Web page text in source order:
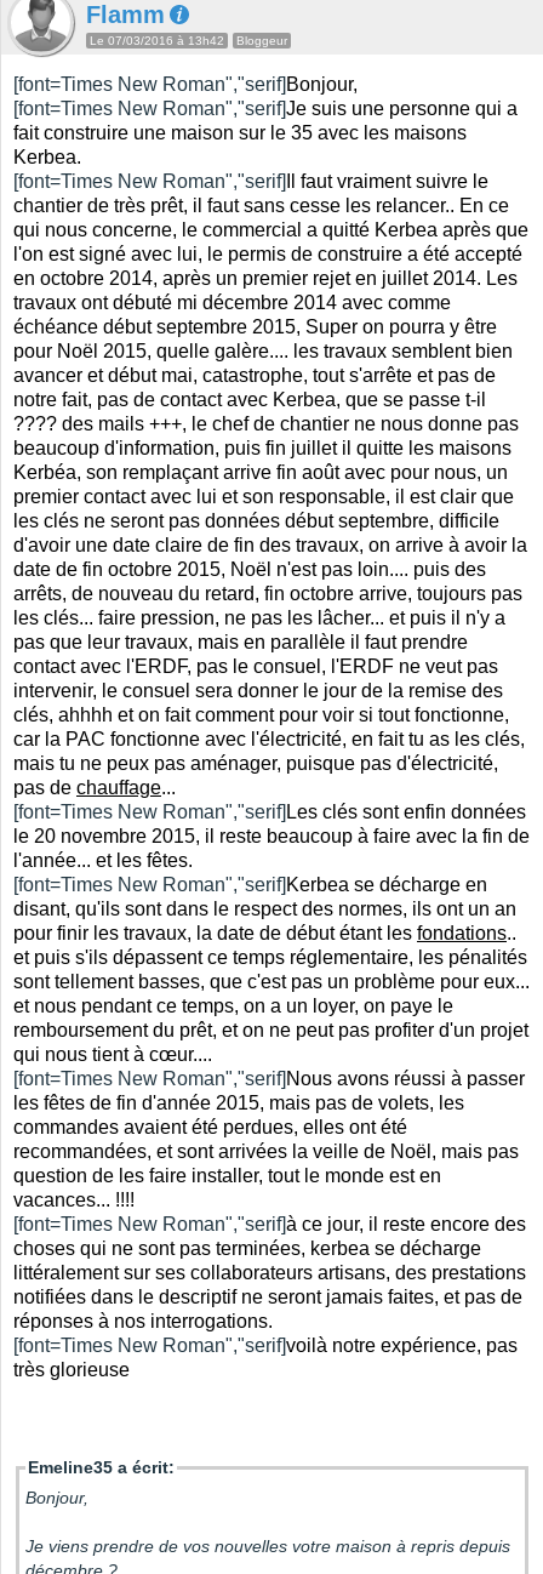
Flamm
Le 07/03/2016 à 13h42 Bloggeur
[font=Times New Roman","serif] Bonjour,
[font=Times New Roman","serif]Je suis une personne qui a
fait construire une maison sur le 35 avec les maisons
Kerbea.
[font=Times New Roman","serif]
Il faut vraiment suivre le
chantier de très prêt, il faut sans cesse les relancer.. En ce
qui nous concerne, le commercial a quitté Kerbea après que
l'on est signé avec lui, le permis de construire a été accepté
en octobre 2014, après un premier rejet en juillet 2014. Les
travaux ont débuté mi décembre 2014 avec comme
échéance début septembre 2015, Super on pourra y être
pour Noël 2015, quelle galère.... les travaux semblent bien
avancer et début mai, catastrophe, tout s'arrête et pas de
notre fait, pas de contact avec Kerbea, que se passe t-il
???? des mails +++, le chef de chantier ne nous donne pas
beaucoup d'information, puis fin juillet il quitte les maisons
Kerbéa, son remplaçant arrive fin août avec pour nous, un
premier contact avec lui et son responsable, il est clair que
les clés ne seront pas données début septembre, difficile
d'avoir une date claire de fin des travaux, on arrive à avoir la
date de fin octobre 2015, Noël n'est pas loin.... puis des
arrêts, de nouveau du retard, fin octobre arrive, toujours pas
les clés... faire pression, ne pas les lâcher... et puis il n'y a
pas que leur travaux, mais en parallèle il faut prendre
contact avec l'ERDF, pas le consuel, l'ERDF ne veut pas
intervenir, le consuel sera donner le jour de la remise des
clés, ahhhh et on fait comment pour voir si tout fonctionne,
car la PAC fonctionne avec l'électricité, en fait tu as les clés,
mais tu ne peux pas aménager, puisque pas d'électricité,
pas de chauffage...
[font=Times New Roman","serif] Les clés sont enfin données
le 20 novembre 2015, il reste beaucoup à faire avec la fin de
l'année... et les fêtes.
[font=Times New Roman","serif] Kerbea se décharge en
disant, qu'ils sont dans le respect des normes, ils ont un an
pour finir les travaux, la date de début étant les fondations..
et puis s'ils dépassent ce temps réglementaire, les pénalités
sont tellement basses, que c'est pas un problème pour eux...
et nous pendant ce temps, on a un loyer, on paye le
remboursement du prêt, et on ne peut pas profiter d'un projet
qui nous tient à cœur....
[font=Times New Roman","serif] Nous avons réussi à passer
les fêtes de fin d'année 2015, mais pas de volets, les
commandes avaient été perdues, elles ont été
recommandées, et sont arrivées la veille de Noël, mais pas
question de les faire installer, tout le monde est en
vacances... !!!!
[font=Times New Roman","serif]à ce jour, il reste encore des
choses qui ne sont pas terminées, kerbea se décharge
littéralement sur ses collaborateurs artisans, des prestations
notifiées dans le descriptif ne seront jamais faites, et pas de
réponses à nos interrogations.
[font=Times New Roman","serif]voilà notre expérience, pas
très glorieuse
Emeline35 a écrit:
Bonjour,
Je viens prendre de vos nouvelles votre maison à repris depuis